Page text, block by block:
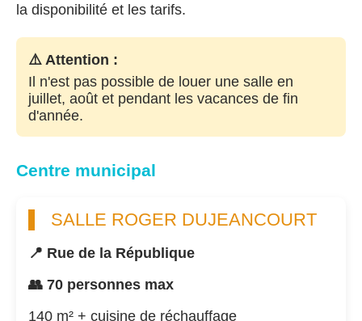
la disponibilité et les tarifs.
⚠️ Attention :
Il n'est pas possible de louer une salle en
juillet, août et pendant les vacances de fin
d'année.
Centre municipal
SALLE ROGER DUJEANCOURT
📍 Rue de la République
👥 70 personnes max
140 m² + cuisine de réchauffage